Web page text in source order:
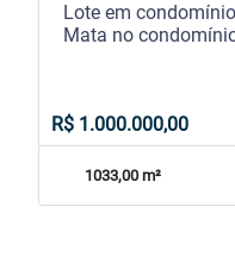
Lote em
Mata no
R$ 1.000.000,00
1033,00 m²